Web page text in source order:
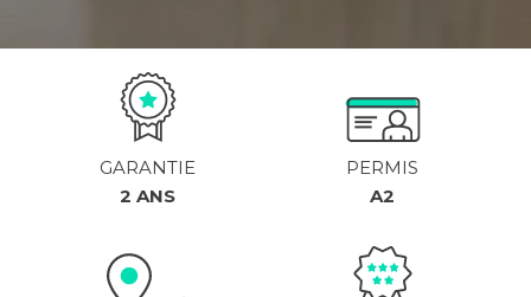
GARANTIE
2 ANS
PERMIS
A2